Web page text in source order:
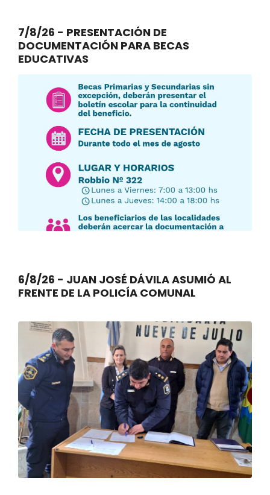
7/8/26 - PRESENTACIÓN DE
DOCUMENTACIÓN PARA BECAS
EDUCATIVAS
6/8/26 - JUAN JOSÉ DÁVILA ASUMIÓ AL
FRENTE DE LA POLICÍA COMUNAL